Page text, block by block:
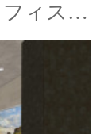
PROJECTに「上石田のオフィス」を追加しました。